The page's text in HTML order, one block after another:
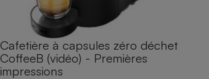
Cafetière à capsules zéro déchet
CoffeeB (vidéo) - Premières
impressions